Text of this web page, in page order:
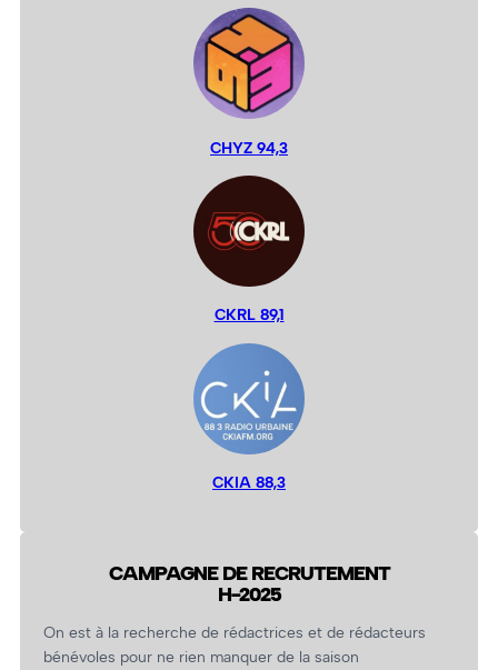
CHYZ 94,3
CKRL 89,1
CKIA 88,3
CAMPAGNE DE RECRUTEMENT
H-2025
On est à la recherche de rédactrices et de rédacteurs
bénévoles pour ne rien manquer de la saison